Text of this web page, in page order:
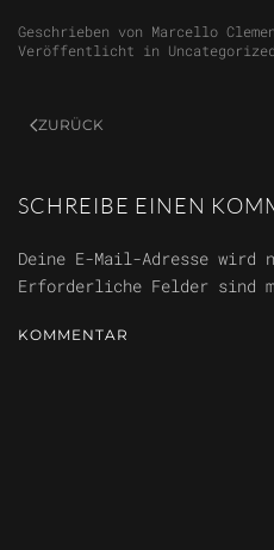
Geschrieben von Marcello
Veröffentlicht in Uncategorized
ZURÜCK
SCHREIBE EINEN
Deine E-Mail-Adresse
Erforderliche Felder sind
KOMMENTAR